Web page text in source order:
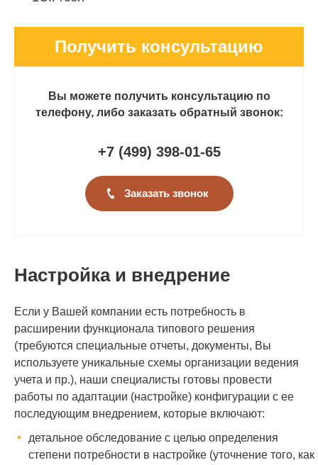
Получить консультацию
Вы можете получить консультацию по
телефону, либо заказать обратный звонок:
+7 (499) 398-01-65
Заказать звонок
Настройка и внедрение
Если у Вашей компании есть потребность в
расширении функционала типового решения
(требуются специальные отчеты, документы, Вы
используете уникальные схемы организации ведения
учета и пр.), наши специалисты готовы провести
работы по адаптации (настройке) конфигурации с ее
последующим внедрением, которые включают:
детальное обследование с целью определения
степени потребности в настройке (уточнение того, как